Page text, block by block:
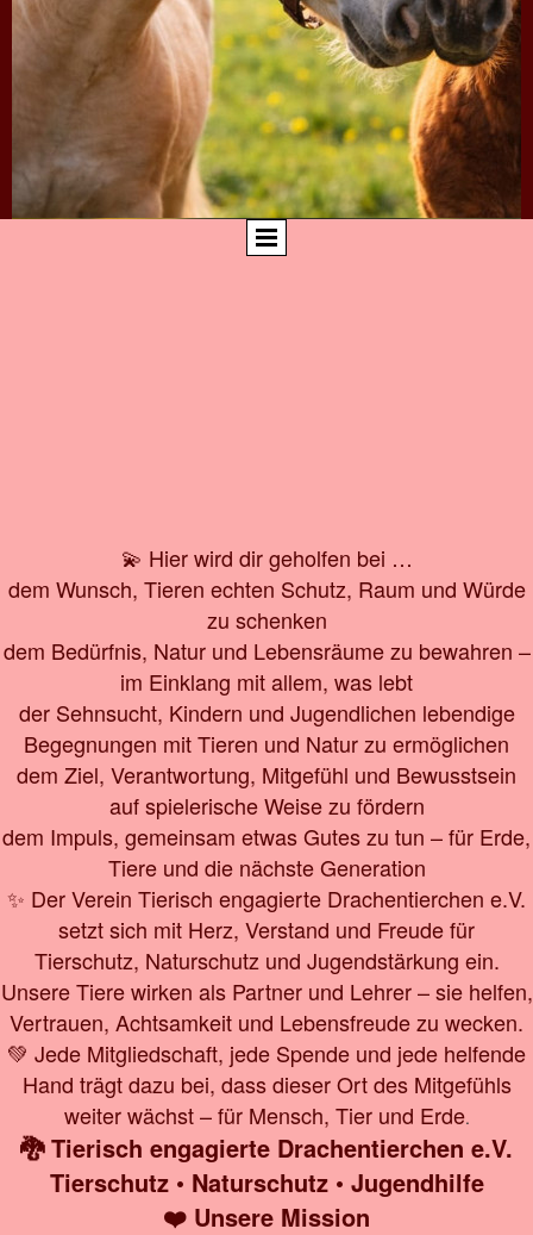
💫 Hier wird dir geholfen bei …
dem Wunsch, Tieren echten Schutz, Raum und Würde
zu schenken
dem Bedürfnis, Natur und Lebensräume zu bewahren –
im Einklang mit allem, was lebt
der Sehnsucht, Kindern und Jugendlichen lebendige
Begegnungen mit Tieren und Natur zu ermöglichen
dem Ziel, Verantwortung, Mitgefühl und Bewusstsein
auf spielerische Weise zu fördern
dem Impuls, gemeinsam etwas Gutes zu tun – für Erde,
Tiere und die nächste Generation
✨ Der Verein Tierisch engagierte Drachentierchen e.V.
setzt sich mit Herz, Verstand und Freude für
Tierschutz, Naturschutz und Jugendstärkung ein.
Unsere Tiere wirken als Partner und Lehrer – sie helfen,
Vertrauen, Achtsamkeit und Lebensfreude zu wecken.
💚 Jede Mitgliedschaft, jede Spende und jede helfende
Hand trägt dazu bei, dass dieser Ort des Mitgefühls
weiter wächst – für Mensch, Tier und Erde.
🐉 Tierisch engagierte Drachentierchen e.V.
Tierschutz • Naturschutz • Jugendhilfe
❤️ Unsere Mission